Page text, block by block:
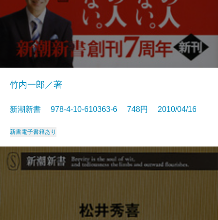
竹内一郎／著
新潮新書 978-4-10-610363-6 748円 2010/04/16
新書電子書籍あり